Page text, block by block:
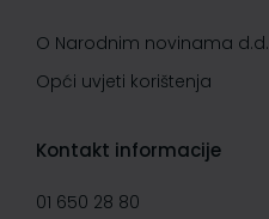
O Narodnim novinama d.d.
Opći uvjeti korištenja
Kontakt informacije
01 650 28 80